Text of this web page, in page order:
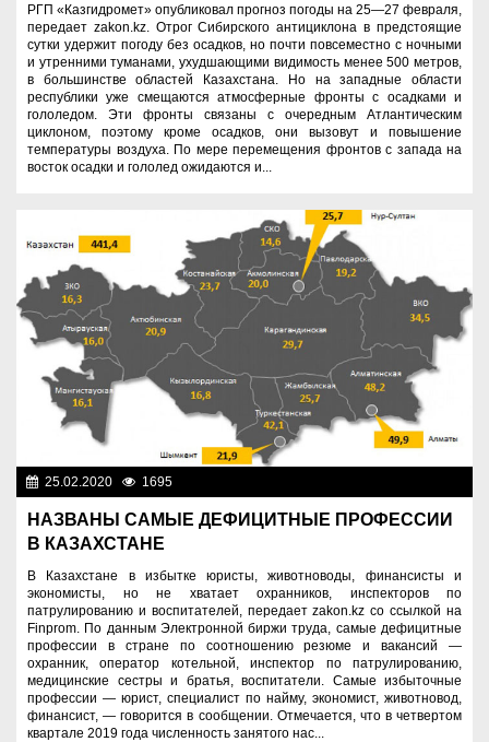
РГП «Казгидромет» опубликовал прогноз погоды на 25—27 февраля,
передает zakon.kz. Отрог Сибирского антициклона в предстоящие
сутки удержит погоду без осадков, но почти повсеместно с ночными
и утренними туманами, ухудшающими видимость менее 500 метров,
в большинстве областей Казахстана. Но на западные области
республики уже смещаются атмосферные фронты с осадками и
гололедом. Эти фронты связаны с очередным Атлантическим
циклоном, поэтому кроме осадков, они вызовут и повышение
температуры воздуха. По мере перемещения фронтов с запада на
восток осадки и гололед ожидаются и...
25.02.2020 1695
НАЗВАНЫ САМЫЕ ДЕФИЦИТНЫЕ ПРОФЕССИИ
В КАЗАХСТАНЕ
В Казахстане в избытке юристы, животноводы, финансисты и
экономисты, но не хватает охранников, инспекторов по
патрулированию и воспитателей, передает zakon.kz со ссылкой на
Finprom. По данным Электронной биржи труда, самые дефицитные
профессии в стране по соотношению резюме и вакансий —
охранник, оператор котельной, инспектор по патрулированию,
медицинские сестры и братья, воспитатели. Самые избыточные
профессии — юрист, специалист по найму, экономист, животновод,
финансист, — говорится в сообщении. Отмечается, что в четвертом
квартале 2019 года численность занятого нас...